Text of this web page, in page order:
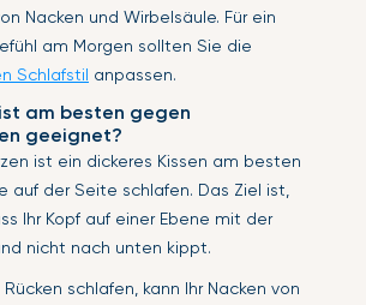
Nacken und Wirbelsäule. Für ein
am Morgen sollten Sie die
Schlafstil anpassen.
am besten gegen
geeignet?
ist ein dickeres Kissen am besten
auf der Seite schlafen. Das Ziel ist,
Ihr Kopf auf einer Ebene mit der
nicht nach unten kippt.
schlafen, kann Ihr Nacken von